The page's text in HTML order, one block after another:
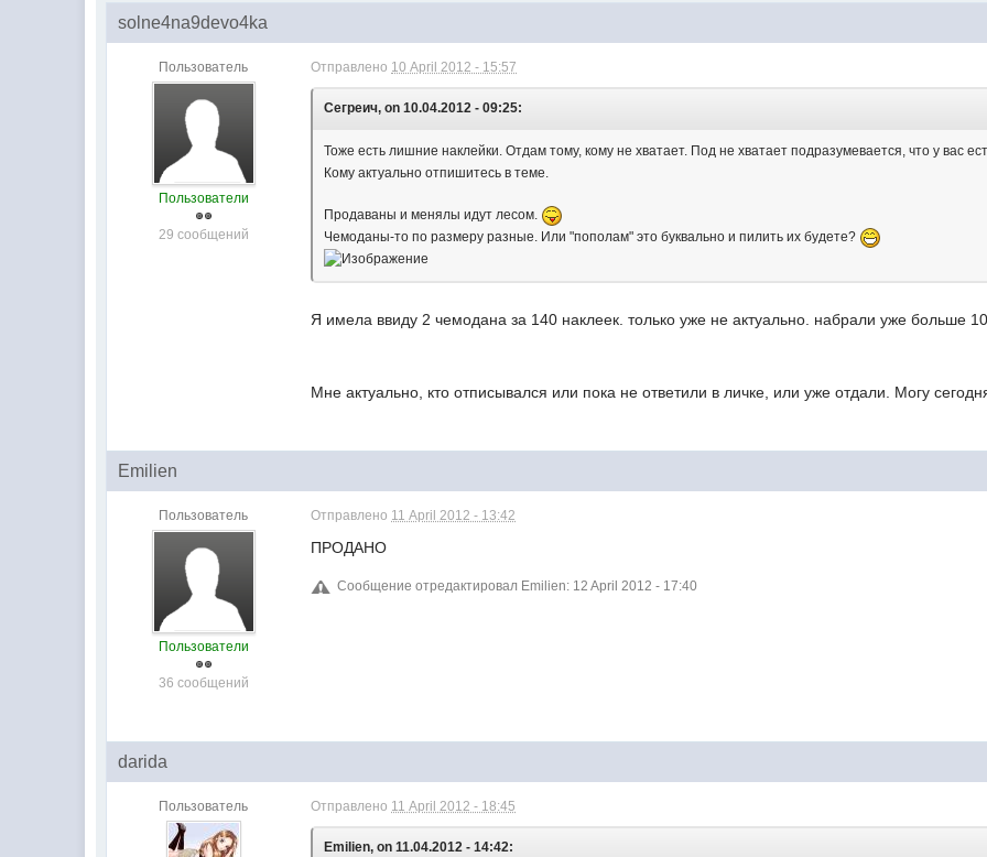
solne4na9devo4ka
Пользователь
Пользователи
29 сообщений
Отправлено 10 April 2012 - 15:57
Сегреич, on 10.04.2012 - 09:25:
Тоже есть лишние наклейки. Отдам тому, кому не хватает. Под не хватает подразумевается, что у вас
Кому актуально отпишитесь в теме.
Продаваны и менялы идут лесом.
Чемоданы-то по размеру разные. Или "пополам" это буквально и пилить их будете?
Я имела ввиду 2 чемодана за 140 наклеек. только уже не актуально. набрали уже больше
Мне актуально, кто отписывался или пока не ответили в личке, или уже отдали. Могу
Emilien
Пользователь
Пользователи
36 сообщений
Отправлено 11 April 2012 - 13:42
ПРОДАНО
Сообщение отредактировал Emilien: 12 April 2012 - 17:40
darida
Пользователь Отправлено 11 April 2012 - 18:45
Emilien, on 11.04.2012 - 14:42: